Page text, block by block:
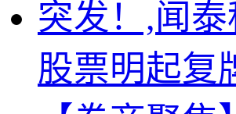
突发！,闻
股票明起复